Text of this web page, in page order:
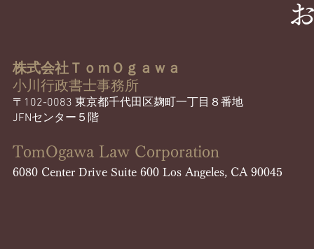
株式会社ＴｏｍＯｇａｗａ
小川行政書士事務所
〒102-0083 東京都千代田区麹町一丁目８番地
JFNセンター５階​
TomOgawa Law Corporation​
​6080 Center Drive Suite 600 Los Angeles, CA 90045​